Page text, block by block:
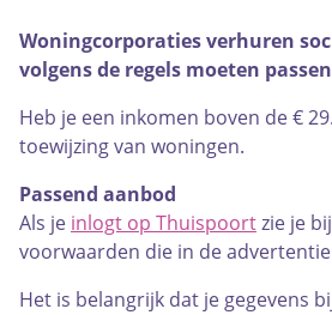
Woningcorporaties verhuren
volgens de regels moeten
Heb je een inkomen boven de €
toewijzing van woningen.
Passend aanbod
Als je inlogt op Thuispoortzie je
voorwaarden die in de
Het is belangrijk dat je gegevens